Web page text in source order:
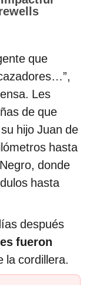
que
Les
de que
hijo Juan de
hasta
donde
hasta
después
fueron
la cordillera.